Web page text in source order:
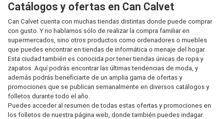
Catálogos y ofertas en Can Calvet
Can Calvet cuenta con muchas tiendas distintas donde puede comprar
con gusto. Y no hablamos sólo de realizar la compra familiar en
supermercados, sino otros productos como ordenadores o muebles
que puedes encontrar en tiendas de informática o menaje del hogar.
Esta ciudad también es conocida por tener tiendas únicas de ropa y
zapatos. Aquí podrás encontrar las últimas tendencias de moda, y
además podrás beneficiarte de un amplia gama de ofertas y
promociones que se publican semanalmente en diversos catálogos y
folletos durante todo el año.
Puedes acceder al resumen de todas estas ofertas y promociones en
los folletos de nuestra página web, donde también puedes indagar